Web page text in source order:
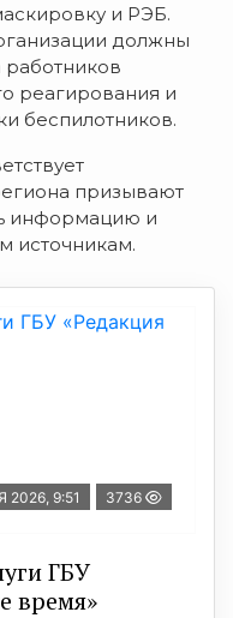
и РЭБ.
должны
работников
реагирования и
беспилотников.
призывают
информацию и
источникам.
2026, 9:51 3736
ГБУ
время»